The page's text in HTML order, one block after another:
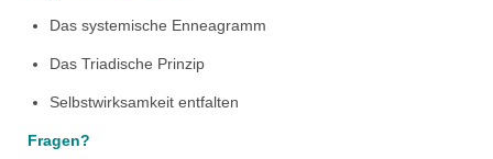
Das systemische Enneagramm
Das Triadische Prinzip
Selbstwirksamkeit entfalten
Fragen?